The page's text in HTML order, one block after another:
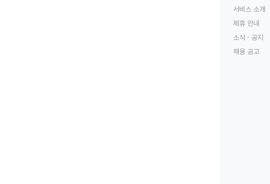
서비스 소개
제휴 안내
소식 · 공지
채용 공고